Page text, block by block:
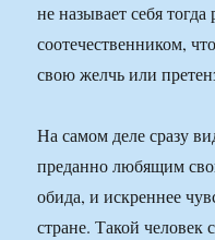
не называет себя
соотечественником,
свою желчь или
На самом деле сразу
преданно любящим
обида, и искреннее
стране. Такой человек